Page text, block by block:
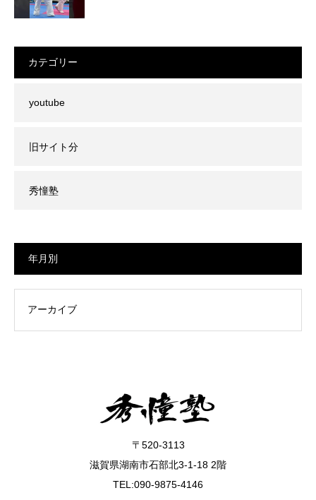
カテゴリー
youtube
旧サイト分
秀憧塾
年月別
〒520-3113
滋賀県湖南市石部北3-1-18 2階
TEL:090-9875-4146